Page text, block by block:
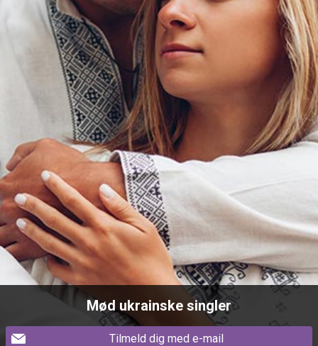
Mød ukrainske singler
Tilmeld dig med e-mail